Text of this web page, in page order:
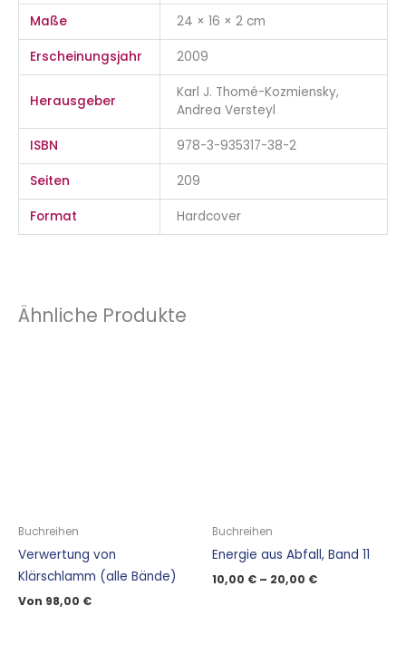
Maße 24 × 16 × 2 cm
Erscheinungsjahr 2009
Herausgeber
Karl J. Thomé-Kozmiensky,
Andrea Versteyl
ISBN 978-3-935317-38-2
Seiten 209
Format Hardcover
Ähnliche Produkte
Buchreihen
Verwertung von
Klärschlamm (alle Bände)
Von 98,00 €
Buchreihen
Energie aus Abfall, Band 11
10,00 € – 20,00 €